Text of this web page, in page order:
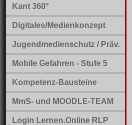
Kant 360°
Digitales/Medienkonzept
Jugendmedienschutz / Präv.
Mobile Gefahren - Stufe 5
Kompetenz-Bausteine
MmS- und MOODLE-TEAM
Login Lernen.Online RLP